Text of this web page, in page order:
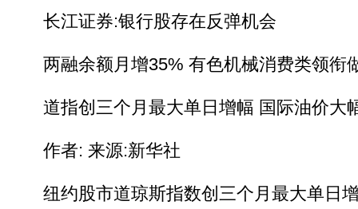
长江证券:银行股存在反弹机会
两融余额月增35% 有色机械消费类领衔
道指创三个月最大单日增幅 国际油价大
作者: 来源:新华社
纽约股市道琼斯指数创三个月最大单日